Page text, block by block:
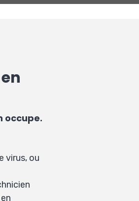
occupe.
virus, ou